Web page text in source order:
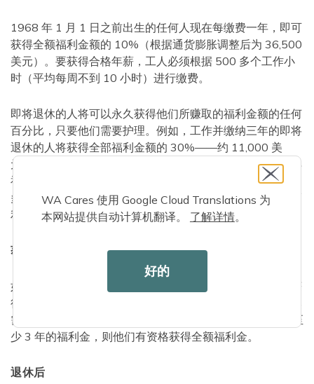
1968 年 1 月 1 日之前出生的任何人现在每缴费一年，即可
获得全额福利金额的 10%（根据通货膨胀调整后为 36,500
美元）。要获得合格年薪，工人必须根据 500 多个工作小
时（平均每周不到 10 小时）进行缴费。
即将退休的人将可以永久获得他们所赚取的福利金额的任何
百分比，只要他们需要护理。例如，工作并缴纳三年的即将
退休的人将获得全部福利金额的 30%——约 11,000 美
元。即使是 2023 年退休的即将退休的人也可能有资格获得
福利。如果一名即将退休的人在 2023 年工作并缴纳 500
多个小时（全职工作三个多月），然后退休，他们将获得福
利金额的 10%。大约 3,650 美元。
获得全部福利
如果满足上述要求，即将退休的人员也可以通过
获
得全额福利。例如，如果即将退休的人员在退休后不久突然
需要护理，并且他们在申请福利时已在过去 6 年中缴纳了至
少 3 年的福利金，则他们有资格获得全额福利金。
退休后
WA Cares 使用 Google Cloud Translations 为
本网站提供自动计算机翻译。 了解详情。
好的